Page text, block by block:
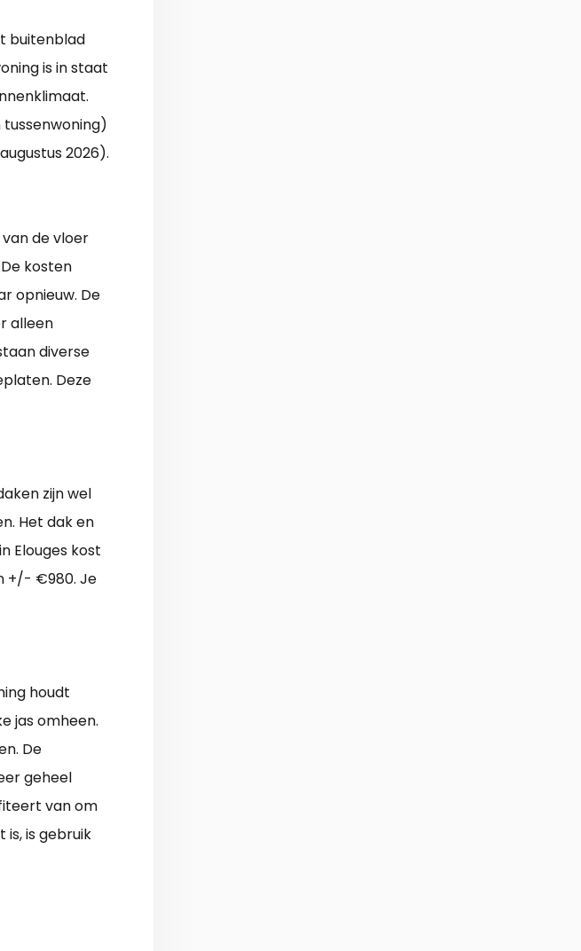
buitenblad
is in staat
tussenwoning)
2026).
de vloer
kosten
opnieuw. De
alleen
diverse
Deze
zijn wel
Het dak en
Elouges kost
+/- €980. Je
houdt
jas omheen.
De
geheel
van om
is, is gebruik